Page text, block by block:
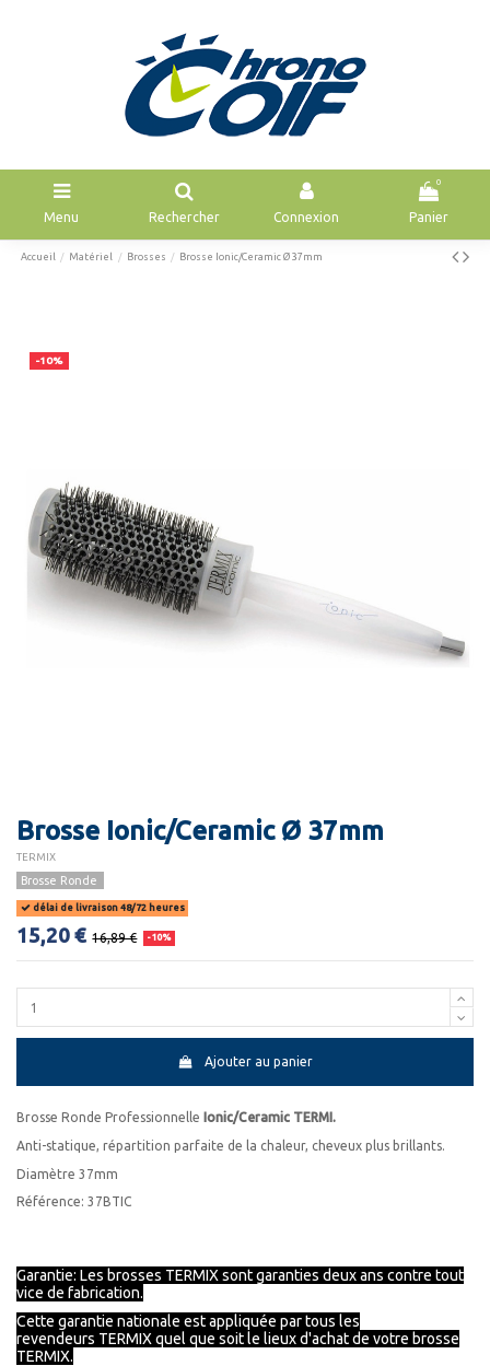
Menu Rechercher Connexion
0
Panier
Accueil Matériel Brosses Brosse Ionic/Ceramic Ø 37mm
-10%
Brosse Ionic/Ceramic Ø 37mm
TERMIX
Brosse Ronde
délai de livraison 48/72 heures
15,20 € 16,89 € -10%
Ajouter au panier
Brosse Ronde Professionnelle Ionic/Ceramic TERMI.
Anti-statique, répartition parfaite de la chaleur, cheveux plus brillants.
Diamètre 37mm
Référence: 37BTIC
Garantie: Les brosses TERMIX sont garanties deux ans contre tout
vice de fabrication.
Cette garantie nationale est appliquée par tous les
revendeurs TERMIX quel que soit le lieux d'achat de votre brosse
TERMIX.